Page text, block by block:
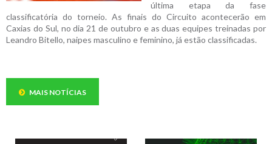
última etapa da fase
classificatória do torneio. As finais do Circuito acontecerão em
Caxias do Sul, no dia 21 de outubro e as duas equipes treinadas por
Leandro Bitello, naipes masculino e feminino, já estão classificadas.
MAIS NOTÍCIAS